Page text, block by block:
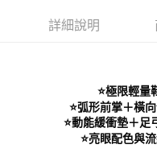
※ 請注意：結帳手續完成當下
https://
【注意事項】
１．透過由恩沛科技股份有限
每筆NT$70，滿NT$999(含
新竹物流宅配
每筆NT$90，滿NT$999(含
詳細說明
⭐️極限輕量
⭐️弧形前掌＋橫
⭐️動能緩衝墊＋足
⭐️亮眼配色與